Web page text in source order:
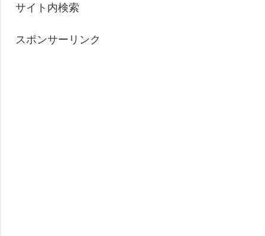
大字下条（上興屋向）
大字下条（福島）
大字下条（柳町）
サイト内検索
スポンサーリンク